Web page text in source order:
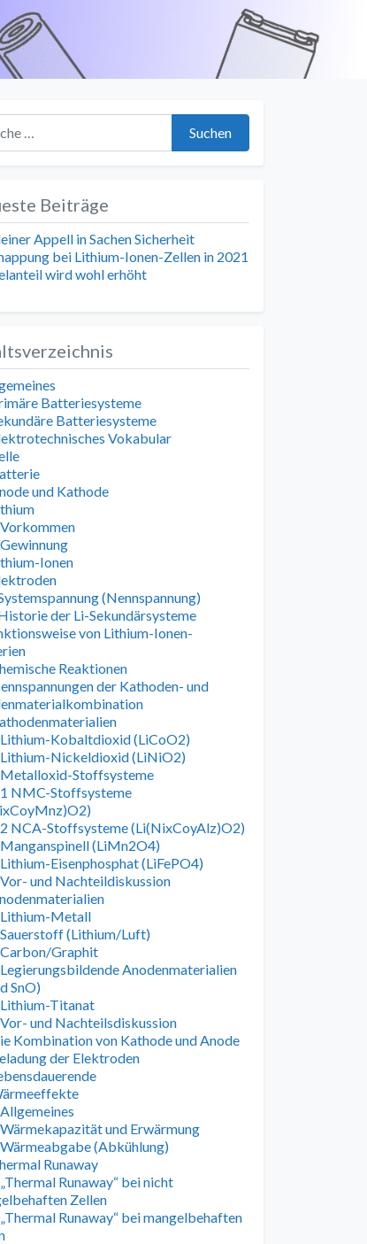
Suchen
Beiträge
Appell in Sachen Sicherheit
bei Lithium-Ionen-Zellen in 2021
wird wohl erhöht
Batteriesysteme
Batteriesysteme
Vokabular
und Kathode
Ionen
(Nennspannung)
der Li-Sekundärsysteme
von Lithium-Ionen-
Reaktionen
der Kathoden- und
Lithium-Kobaltdioxid (LiCoO2)
Lithium-Nickeldioxid (LiNiO2)
Metalloxid-Stoffsysteme
NMC-Stoffsysteme
NCA-Stoffsysteme (Li(NixCoyAlz)O2)
(LiMn2O4)
Eisenphosphat (LiFePO4)
und Nachteildiskussion
Lithium-Metall
Sauerstoff (Lithium/Luft)
Carbon/Graphit
Anodenmaterialien
SnO)
Lithium-Titanat
und Nachteilsdiskussion
Kombination von Kathode und Anode
der Elektroden
und Erwärmung
(Abkühlung)
Runaway
Runaway“ bei nicht
Zellen
Runaway“ bei mangelbehaften